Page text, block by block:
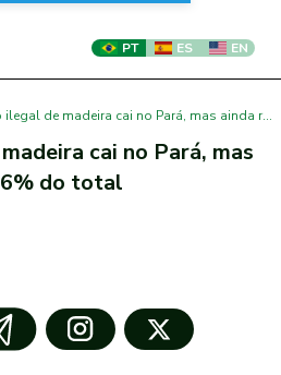
PT ES EN
de madeira cai no Pará, mas ainda representa 46% do total
cai no Pará, mas
do total